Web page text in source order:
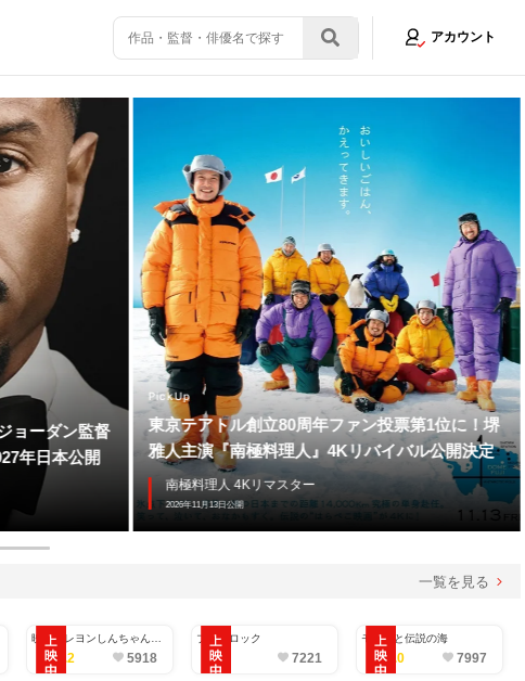
アカウント
ョーダン監督
年日本公開
PickUp
東京テアトル創立80周年ファン投票第1位に！堺
雅人主演『南極料理人』4Kリバイバル公開決定
南極料理人 4Kリマスター
2026年11月13日公開
一覧を見る
映画クレヨンしんちゃん
奇々怪々！オラの妖怪バケ
～ション
4.2 5918
ブルーロック
- 7221
モアナと伝説の海
4.0 7997